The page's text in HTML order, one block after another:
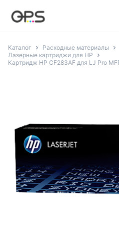
Каталог Расходные материалы
Лазерные картриджи для HP
Картридж HP CF283AF для LJ Pro